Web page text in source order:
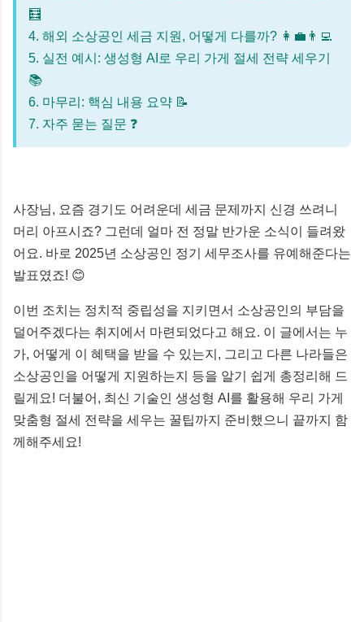
🧮
4. 해외 소상공인 세금 지원, 어떻게 다를까? 👩‍💼👨‍💻
5. 실전 예시: 생성형 AI로 우리 가게 절세 전략 세우기
📚
6. 마무리: 핵심 내용 요약 📝
7. 자주 묻는 질문 ❓
사장님, 요즘 경기도 어려운데 세금 문제까지 신경 쓰려니
머리 아프시죠? 그런데 얼마 전 정말 반가운 소식이 들려왔
어요. 바로 2025년 소상공인 정기 세무조사를 유예해준다는
발표였죠! 😊
이번 조치는 정치적 중립성을 지키면서 소상공인의 부담을
덜어주겠다는 취지에서 마련되었다고 해요. 이 글에서는 누
가, 어떻게 이 혜택을 받을 수 있는지, 그리고 다른 나라들은
소상공인을 어떻게 지원하는지 등을 알기 쉽게 총정리해 드
릴게요! 더불어, 최신 기술인 생성형 AI를 활용해 우리 가게
맞춤형 절세 전략을 세우는 꿀팁까지 준비했으니 끝까지 함
께해주세요!